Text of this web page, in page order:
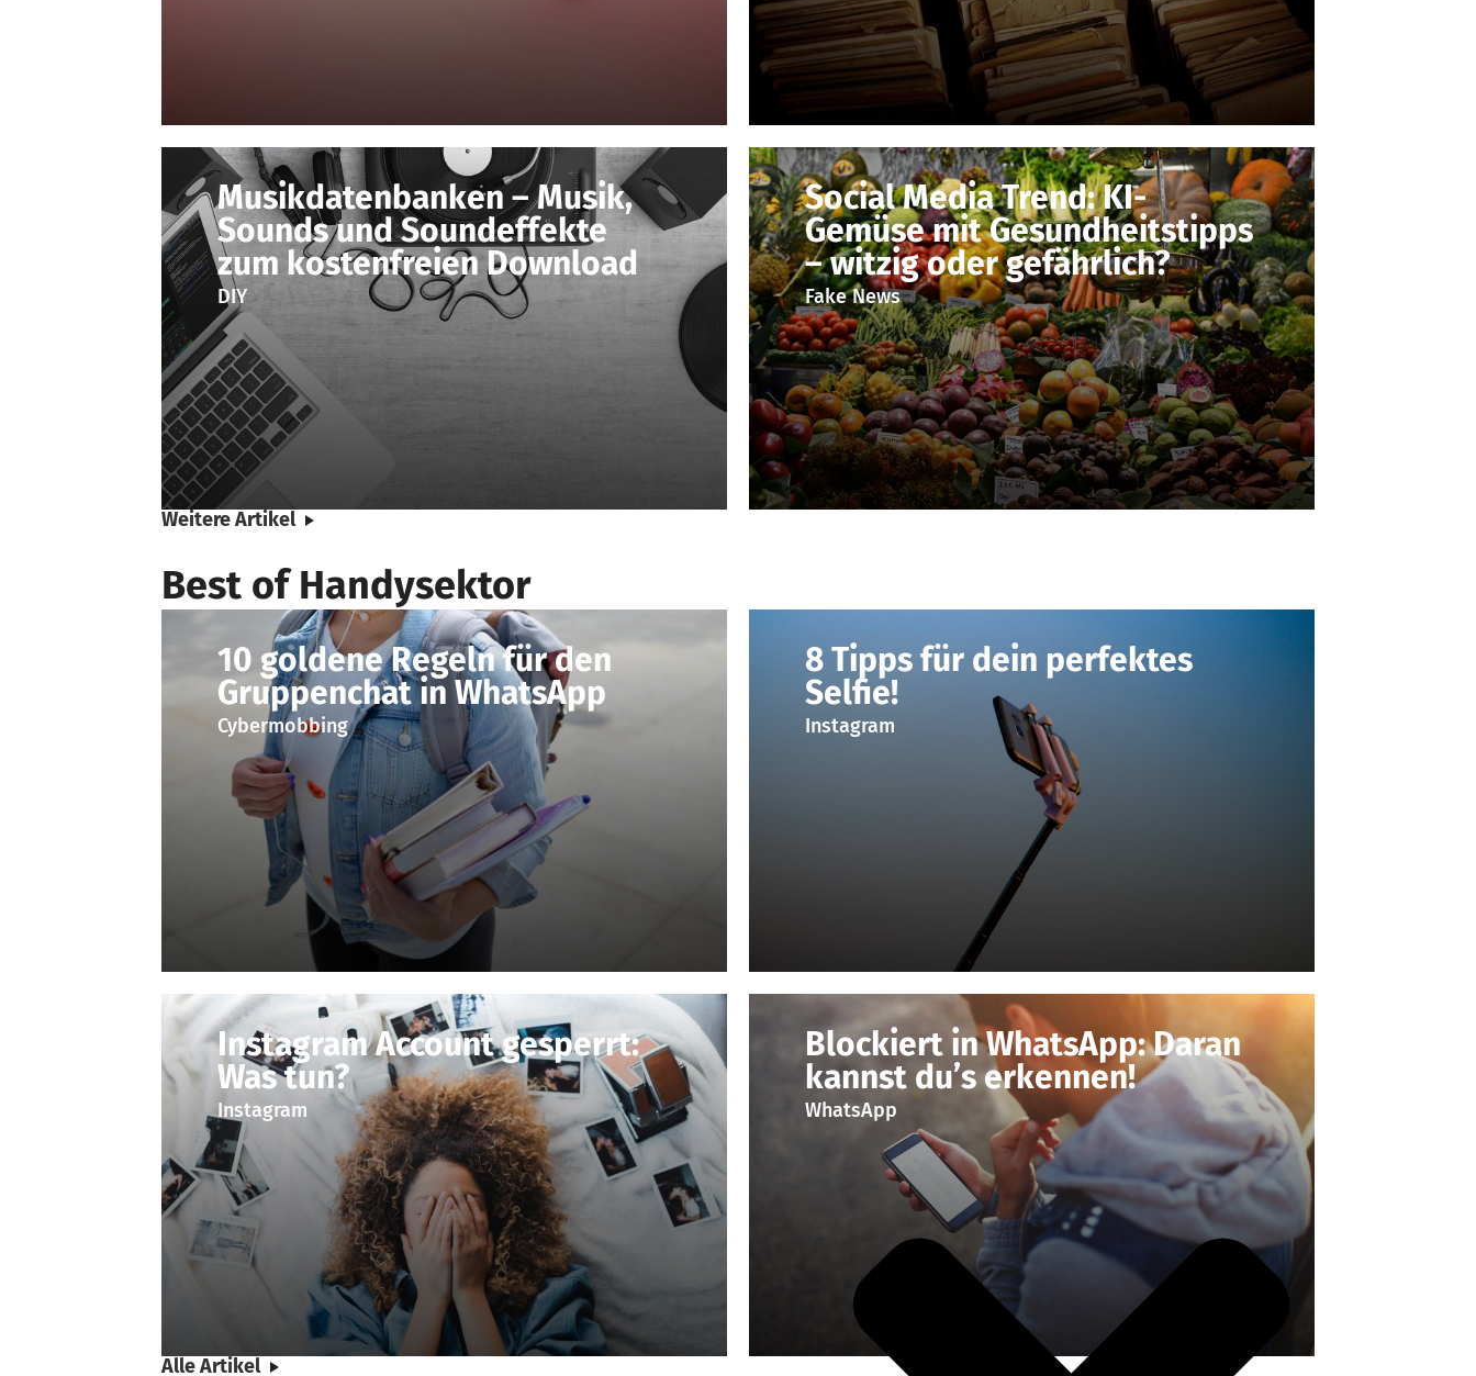
Musikdatenbanken – Musik,
Sounds und Soundeffekte
zum kostenfreien Download
DIY
Social Media Trend: KI-
Gemüse mit Gesundheitstipps
– witzig oder gefährlich?
Fake News
Weitere Artikel
Best of Handysektor
10 goldene Regeln für den
Gruppenchat in WhatsApp
Cybermobbing
8 Tipps für dein perfektes
Selfie!
Instagram
Instagram Account gesperrt:
Was tun?
Instagram
Blockiert in WhatsApp: Daran
kannst du’s erkennen!
WhatsApp
Alle Artikel